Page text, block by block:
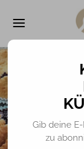
Gib deine
zu